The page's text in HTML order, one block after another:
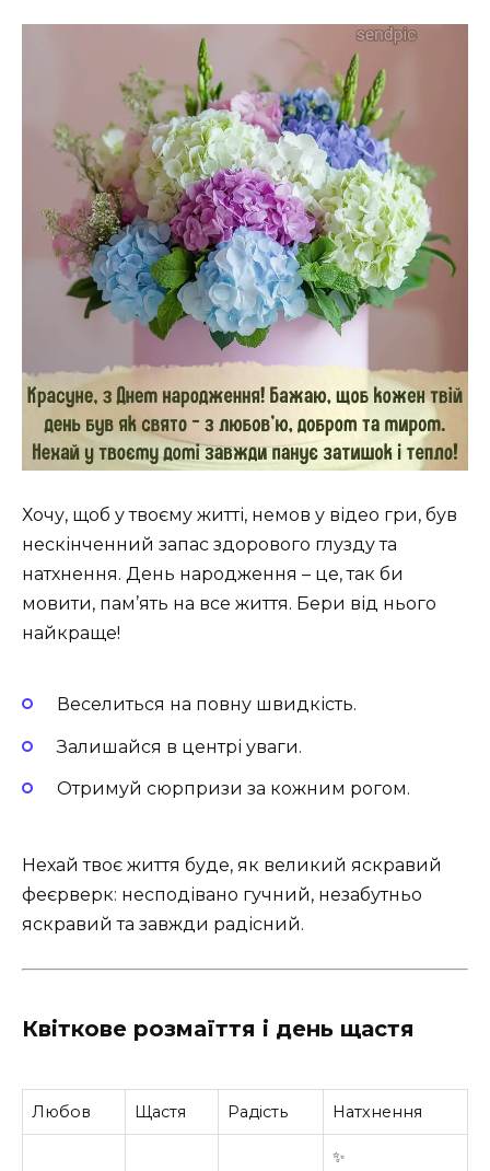
Хочу, щоб у твоєму житті, немов у відео гри, був
нескінченний запас здорового глузду та
натхнення. День народження – це, так би
мовити, пам’ять на все життя. Бери від нього
найкраще!
Веселиться на повну швидкість.
Залишайся в центрі уваги.
Отримуй сюрпризи за кожним рогом.
Нехай твоє життя буде, як великий яскравий
феєрверк: несподівано гучний, незабутньо
яскравий та завжди радісний.
Квіткове розмаїття і день щастя
Любов Щастя Радість Натхнення
✨